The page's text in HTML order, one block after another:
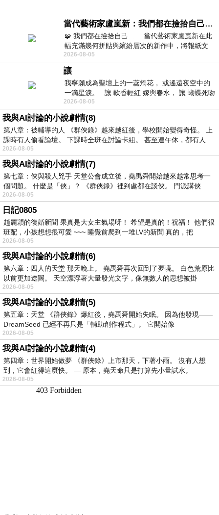
當代藝術家盧嵐新：我們都在撿拾自己，將散落的情緒與碎片，拼回生命完整的輪廓
🧩 我們都在撿拾自己…… 當代藝術家盧嵐新在此
幅充滿幾何拼貼與繽紛層次的新作中，將報紙文
字、彩色剪紙與明亮顏料層層
2026-08-05
讓
我寧願成為聖壇上的一蕊燭花， 或遙遠夜空中的
一滴星淚。 讓 軟香輕紅 嫁與春水， 讓 蝴蝶死吻
夏日最後一瓣玫瑰， 讓
2026-08-05
我與AI討論的小說劇情(8)
第八章：被輔導的人 《群俠錄》越來越紅後，學校開始變得奇怪。 上
課時有人偷看論壇。 下課時全班在討論卡組。 甚至連午休，都有人
2026-08-05
我與AI討論的小說劇情(7)
第七章：俠與殺人兇手 天堂公會成立後，堯禹舜開始越來越常思考一
個問題。 什麼是「俠」？ 《群俠錄》裡到處都在談俠。 門派講俠
2026-08-05
日記0805
趙麗穎的復婚新聞 果真是大女主氣場呀！ 希望是真的！祝福！ 他們很
班配，小孩想想很可愛 ~~~ 睡覺前爬到一堆LV的新聞 真的，把
2026-08-05
我與AI討論的小說劇情(6)
第六章：四人的天堂 那天晚上。 堯禹舜再次回到了夢境。 白色荒原比
以前更加遼闊。 天空漂浮著大量發光文字，像無數人的思想被掛
2026-08-05
我與AI討論的小說劇情(5)
第五章：天堂 《群俠錄》爆紅後，堯禹舜開始失眠。 因為他發現——
DreamSeed 已經不再只是「輔助創作程式」。 它開始像
2026-08-05
我與AI討論的小說劇情(4)
第四章：世界開始做夢 《群俠錄》上市那天，下著小雨。 沒有人想
到，它會紅得這麼快。 — 原本，堯天命只是打算先小量試水。
2026-08-05